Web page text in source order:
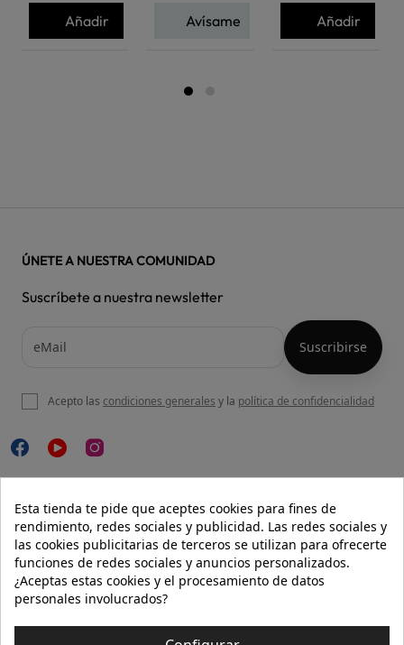
Añadir Avísame Añadir
NUESTRA WEB
AYUDA
INFORMACIÓN 
ÚNETE A NUESTRA COMUNIDAD
Suscríbete a nuestra newsletter
Acepto las condiciones generales y la política de confidencialidad
Esta tienda te pide que aceptes cookies para fines de
rendimiento, redes sociales y publicidad. Las redes sociales y
las cookies publicitarias de terceros se utilizan para ofrecerte
funciones de redes sociales y anuncios personalizados.
¿Aceptas estas cookies y el procesamiento de datos
personales involucrados?